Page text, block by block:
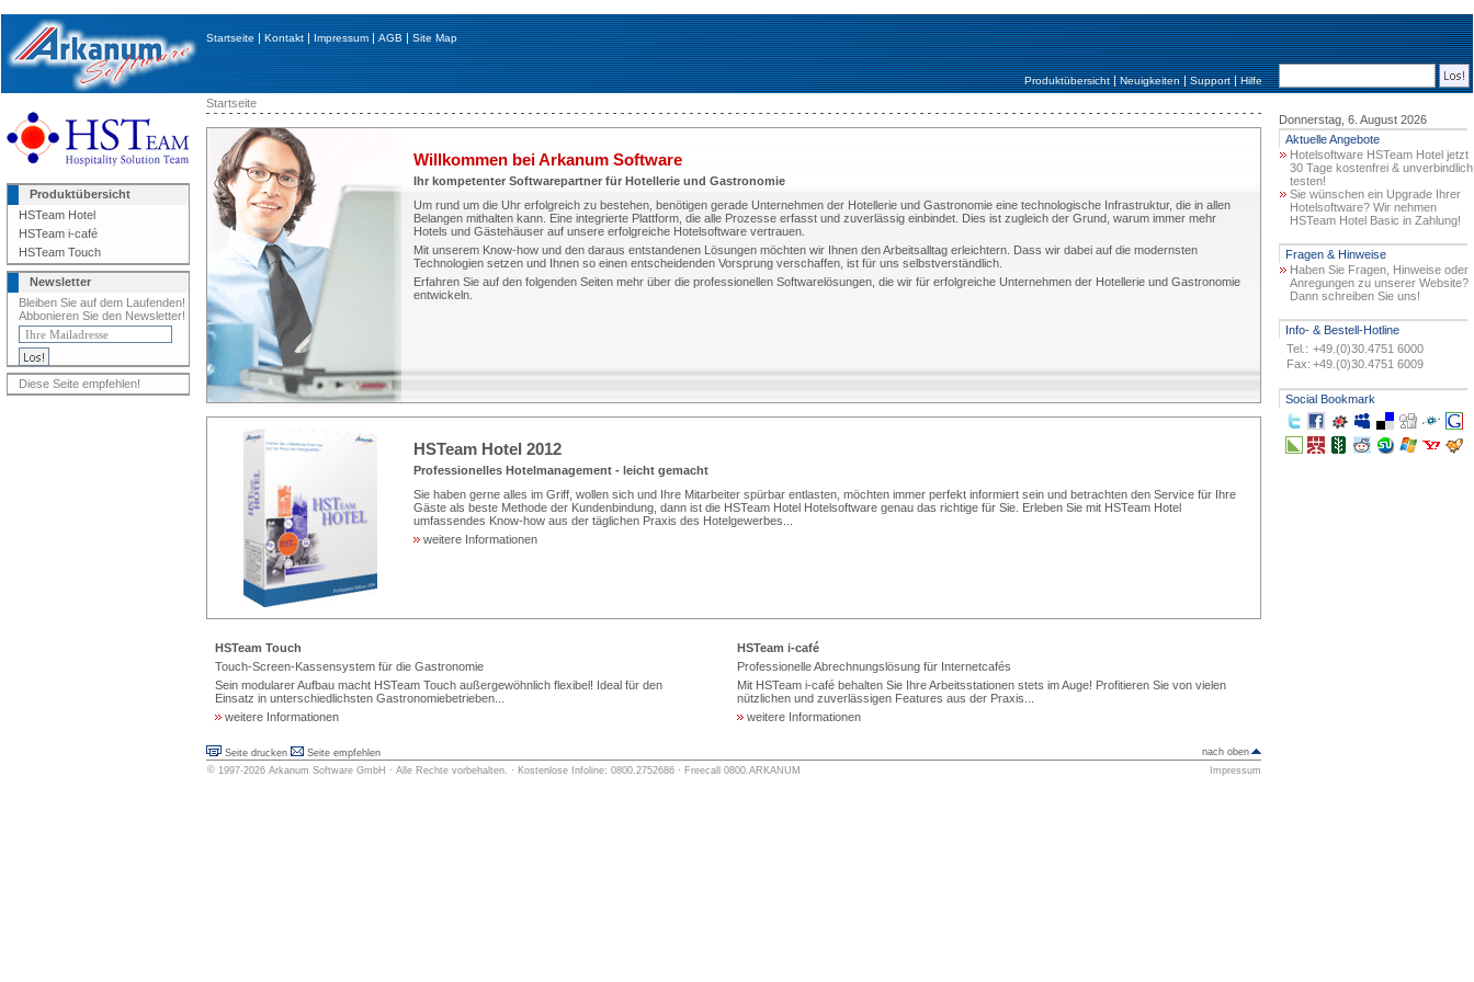
Startseite|Kontakt|Impressum|AGB|Site Map
Produktübersicht|Neuigkeiten|Support|Hilfe
Produktübersicht
HSTeam Hotel
HSTeam i-café
HSTeam Touch
Newsletter
Bleiben Sie auf dem Laufenden!
Abbonieren Sie den Newsletter!
Diese Seite empfehlen!
Startseite
Willkommen bei Arkanum Software
Ihr kompetenter Softwarepartner für Hotellerie und Gastronomie
Um rund um die Uhr erfolgreich zu bestehen, benötigen gerade Unternehmen der Hotellerie und Gastronomie eine technologische Infrastruktur, die in allen
Belangen mithalten kann. Eine integrierte Plattform, die alle Prozesse erfasst und zuverlässig einbindet. Dies ist zugleich der Grund, warum immer mehr
Hotels und Gästehäuser auf unsere erfolgreiche Hotelsoftware vertrauen.
Mit unserem Know-how und den daraus entstandenen Lösungen möchten wir Ihnen den Arbeitsalltag erleichtern. Dass wir dabei auf die modernsten
Technologien setzen und Ihnen so einen entscheidenden Vorsprung verschaffen, ist für uns selbstverständlich.
Erfahren Sie auf den folgenden Seiten mehr über die professionellen Softwarelösungen, die wir für erfolgreiche Unternehmen der Hotellerie und Gastronomie
entwickeln.
HSTeam Hotel 2012
Professionelles Hotelmanagement - leicht gemacht
Sie haben gerne alles im Griff, wollen sich und Ihre Mitarbeiter spürbar entlasten, möchten immer perfekt informiert sein und betrachten den Service für Ihre
Gäste als beste Methode der Kundenbindung, dann ist die HSTeam Hotel Hotelsoftware genau das richtige für Sie. Erleben Sie mit HSTeam Hotel
umfassendes Know-how aus der täglichen Praxis des Hotelgewerbes...
weitere Informationen
HSTeam Touch
Touch-Screen-Kassensystem für die Gastronomie
Sein modularer Aufbau macht HSTeam Touch außergewöhnlich flexibel! Ideal für den
Einsatz in unterschiedlichsten Gastronomiebetrieben...
weitere Informationen
HSTeam i-café
Professionelle Abrechnungslösung für Internetcafés
Mit HSTeam i-café behalten Sie Ihre Arbeitsstationen stets im Auge! Profitieren Sie von vielen
nützlichen und zuverlässigen Features aus der Praxis...
weitere Informationen
Seite drucken Seite empfehlen
nach oben
© 1997-2026 Arkanum Software GmbH · Alle Rechte vorbehalten. · Kostenlose Infoline: 0800.2752686 · Freecall 0800.ARKANUM Impressum
Donnerstag, 6. August 2026
Aktuelle Angebote
Hotelsoftware HSTeam Hotel jetzt
30 Tage kostenfrei & unverbindlich
testen!
Sie wünschen ein Upgrade Ihrer
Hotelsoftware? Wir nehmen
HSTeam Hotel Basic in Zahlung!
Fragen & Hinweise
Haben Sie Fragen, Hinweise oder
Anregungen zu unserer Website?
Dann schreiben Sie uns!
Info- & Bestell-Hotline
Tel.: +49.(0)30.4751 6000
Fax: +49.(0)30.4751 6009
Social Bookmark